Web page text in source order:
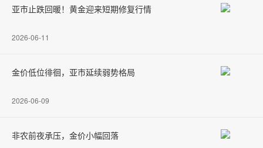
亚市止跌回暖！黄金迎来短期修复行情
2026-06-11
金价低位徘徊，亚市延续弱势格局
2026-06-09
非农前夜承压，金价小幅回落